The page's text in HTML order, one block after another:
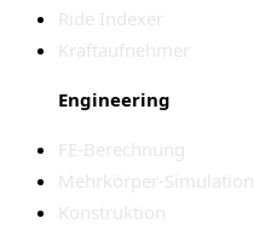
Ride Indexer
Kraftaufnehmer
Engineering
FE-Berechnung
Mehrkörper-Simulation
Konstruktion